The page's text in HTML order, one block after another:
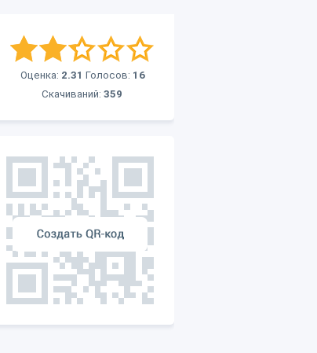
Оценка: 2.31 Голосов: 16
Скачиваний: 359